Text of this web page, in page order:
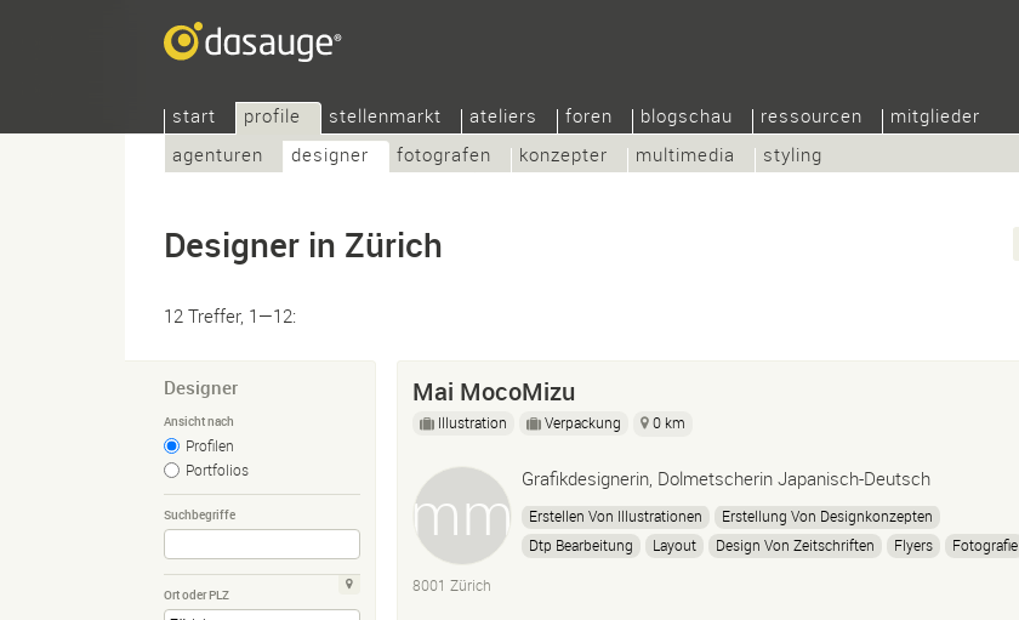
start
profile
agenturen
designer fotografen konzepter multimedia styling
stellenmarkt ateliers foren blogschau ressourcen mitglieder
Designer in Zürich
12 Treffer, 1—12:
Designer
Ansicht nach
Profilen
Portfolios
Suchbegriffe
Ort oder PLZ
Mai MocoMizu
Illustration Verpackung 0 km
Grafikdesignerin, Dolmetscherin Japanisch-Deutsch
Erstellen Von Illustrationen
Erstellung Von Designkonzepten
Dtp Bearbeitung
Layout Design Von Zeitschriften Flyers
Fotografie
8001 Zürich